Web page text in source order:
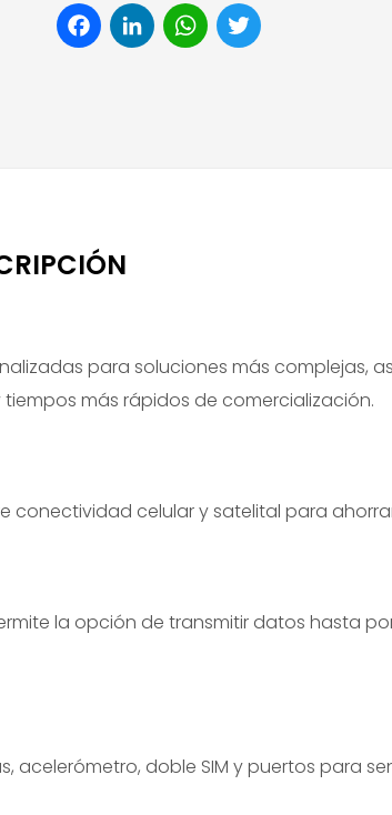
Facebook
LinkedInWhatsApp
para soluciones más complejas,
más rápidos de comercialización.
conectividad celular y satelital para
la opción de transmitir datos hasta
acelerómetro, doble SIM y puertos para